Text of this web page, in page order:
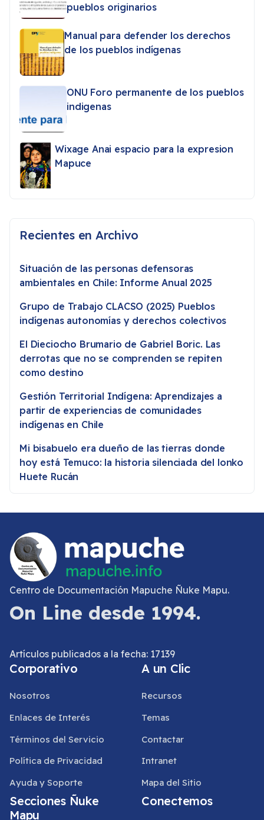
pueblos originarios
Manual para defender los derechos
de los pueblos indígenas
ONU Foro permanente de los pueblos
indigenas
Wixage Anai espacio para la expresion
Mapuce
Recientes en Archivo
Situación de las personas defensoras
ambientales en Chile: Informe Anual 2025
Grupo de Trabajo CLACSO (2025) Pueblos
indígenas autonomías y derechos colectivos
El Dieciocho Brumario de Gabriel Boric. Las
derrotas que no se comprenden se repiten
como destino
Gestión Territorial Indígena: Aprendizajes a
partir de experiencias de comunidades
indígenas en Chile
Mi bisabuelo era dueño de las tierras donde
hoy está Temuco: la historia silenciada del lonko
Huete Rucán
Centro de Documentación Mapuche Ñuke Mapu.
On Line desde 1994.
Artículos publicados a la fecha: 17139
Corporativo
Nosotros
Enlaces de Interés
Términos del Servicio
Política de Privacidad
Ayuda y Soporte
A un Clic
Recursos
Temas
Contactar
Intranet
Mapa del Sitio
Secciones Ñuke
Mapu
Conectemos